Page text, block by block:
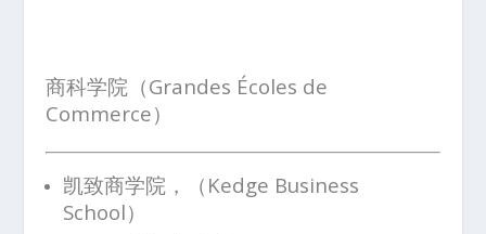
商科学院（Grandes Écoles de
Commerce）
凯致商学院，（Kedge Business
School）